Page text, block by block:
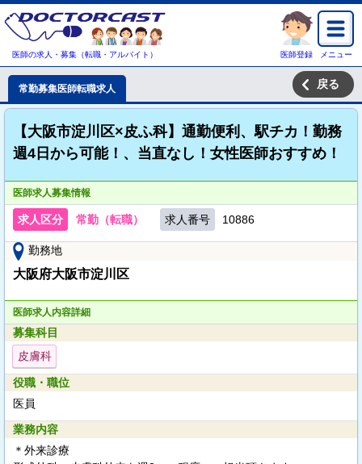
医師の求人・募集（転職・アルバイト） 医師登録 メニュー
常勤募集医師転職求人 戻る
【大阪市淀川区×皮ふ科】通勤便利、駅チカ！勤務
週4日から可能！、当直なし！女性医師おすすめ！
医師求人募集情報
求人区分 常勤（転職） 求人番号 10886
勤務地
大阪府大阪市淀川区
医師求人内容詳細
募集科目
皮膚科
役職・職位
医員
業務内容
＊外来診療